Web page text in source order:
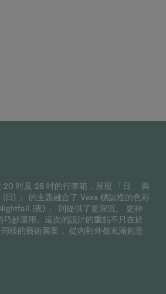
吋及 28 吋的行李箱，展現 「日」 與
) 」 的主題融合了 Vexx 標誌性的色彩
(夜) 」 則提供了更深沉、 更神
妙運用。這次的設計的重點不只在於
樣的藝術圖案， 從內到外都充滿創意